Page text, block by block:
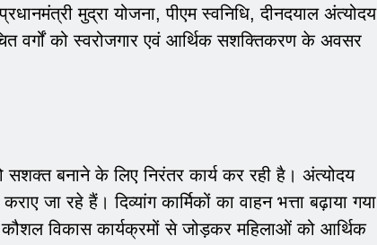
मुद्रा योजना, पीएम स्वनिधि, दीनदयाल अंत्योदय
वर्गों को स्वरोजगार एवं आर्थिक सशक्तिकरण के अवसर
सशक्त बनाने के लिए निरंतर कार्य कर रही है। अंत्योदय
जा रहे हैं। दिव्यांग कार्मिकों का वाहन भत्ता बढ़ाया गया
कौशल विकास कार्यक्रमों से जोड़कर महिलाओं को आर्थिक